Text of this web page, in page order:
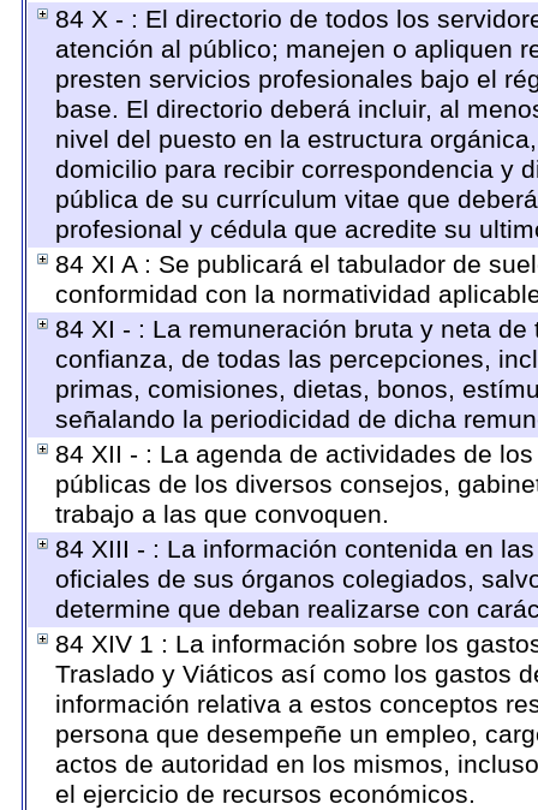
84 X - : El directorio de todos los
atención al público; manejen o apliquen
presten servicios profesionales bajo el
base. El directorio deberá incluir, al
nivel del puesto en la estructura
domicilio para recibir correspondencia y
pública de su currículum vitae que
profesional y cédula que acredite su
84 XI A : Se publicará el tabulador de
conformidad con la normatividad
84 XI - : La remuneración bruta y neta
confianza, de todas las percepciones,
primas, comisiones, dietas, bonos,
señalando la periodicidad de dicha
84 XII - : La agenda de actividades de
públicas de los diversos consejos,
trabajo a las que convoquen.
84 XIII - : La información contenida en
oficiales de sus órganos colegiados,
determine que deban realizarse con
84 XIV 1 : La información sobre los
Traslado y Viáticos así como los gastos
información relativa a estos conceptos
persona que desempeñe un empleo,
actos de autoridad en los mismos,
el ejercicio de recursos económicos.